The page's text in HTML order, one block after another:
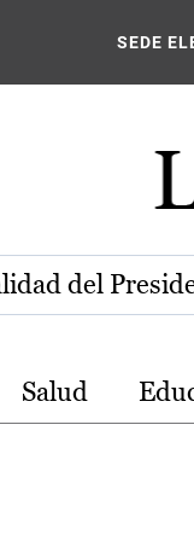
SEDE
del
Salud